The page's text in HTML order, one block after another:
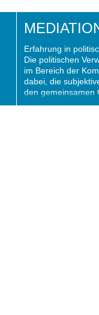
Erfahrung in
Die politischen
im Bereich der
dabei, die
den gemeinsamen